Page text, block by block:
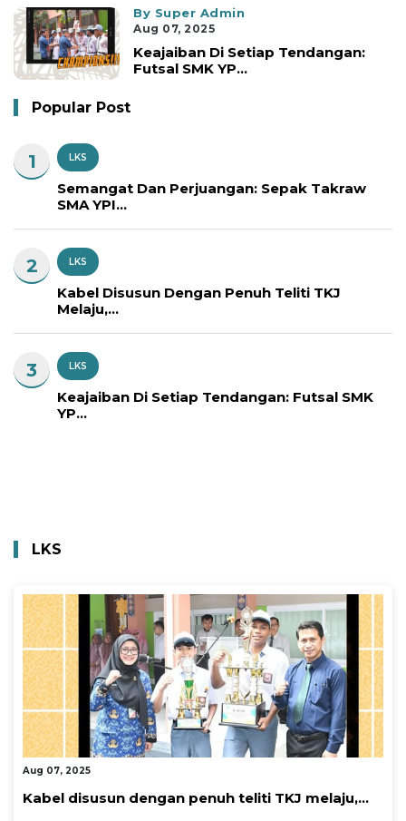
By Super Admin
Aug 07, 2025
Keajaiban Di Setiap Tendangan:
Futsal SMK YP...
Popular Post
1 LKS
Semangat Dan Perjuangan: Sepak Takraw
SMA YPI...
2 LKS
Kabel Disusun Dengan Penuh Teliti TKJ
Melaju,...
3 LKS
Keajaiban Di Setiap Tendangan: Futsal SMK
YP...
LKS
By Super Admin
Aug 07, 2025
Kabel disusun dengan penuh teliti TKJ melaju,...